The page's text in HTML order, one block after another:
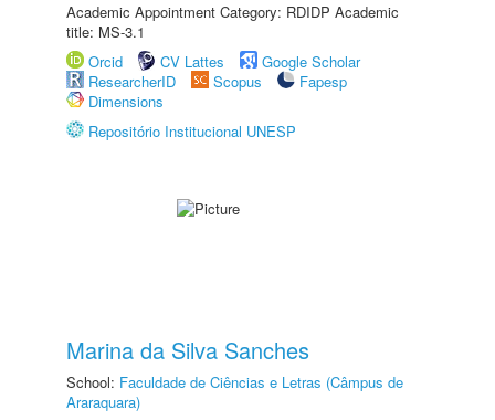
Academic Appointment Category: RDIDP Academic
title: MS-3.1
Orcid
CV Lattes
Google Scholar
ResearcherID
Scopus
Fapesp
Dimensions
Repositório Institucional UNESP
Marina da Silva Sanches
School: Faculdade de Ciências e Letras (Câmpus de
Araraquara)